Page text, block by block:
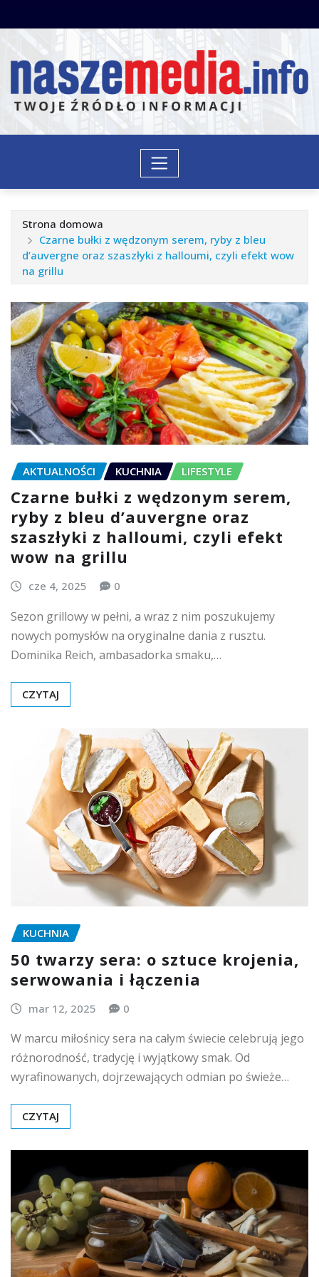
do
Strona domowa
Czarne bułki z wędzonym serem, ryby z bleu
d’auvergne oraz szaszłyki z halloumi, czyli efekt wow
na grillu
AKTUALNOŚCI KUCHNIA LIFESTYLE
Czarne bułki z wędzonym serem,
ryby z bleu d’auvergne oraz
szaszłyki z halloumi, czyli efekt
wow na grillu
cze 4, 2025 0
Sezon grillowy w pełni, a wraz z nim poszukujemy
nowych pomysłów na oryginalne dania z rusztu.
Dominika Reich, ambasadorka smaku,…
CZYTAJ
KUCHNIA
50 twarzy sera: o sztuce krojenia,
serwowania i łączenia
mar 12, 2025 0
W marcu miłośnicy sera na całym świecie celebrują jego
różnorodność, tradycję i wyjątkowy smak. Od
wyrafinowanych, dojrzewających odmian po świeże…
CZYTAJ